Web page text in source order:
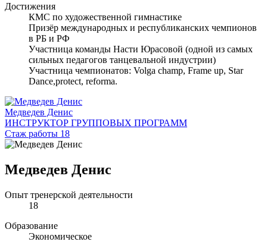
Достижения
КМС по художественной гимнастике
Призёр международных и республиканских чемпионов
в РБ и РФ
Участница команды Насти Юрасовой (одной из самых
сильных педагогов танцевальной индустрии)
Участница чемпионатов: Volga champ, Frame up, Star
Dance,protect, reforma.
Медведев Денис
ИНСТРУКТОР ГРУППОВЫХ ПРОГРАММ
Стаж работы 18
Медведев Денис
Опыт тренерской деятельности
18
Образование
Экономическое